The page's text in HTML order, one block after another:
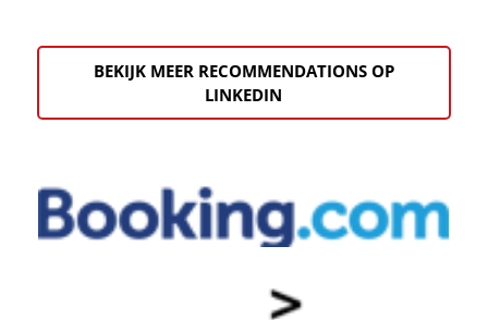
BEKIJK MEER RECOMMENDATIONS OP
LINKEDIN